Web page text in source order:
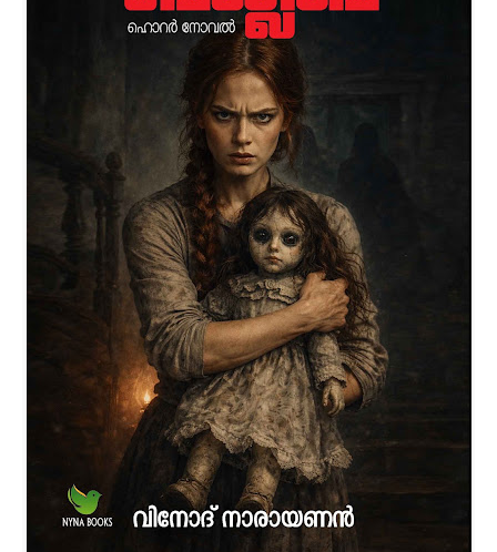
Caretaker of the Lotus' is a romantic and emotionally
driven story that explores devotion, admiration, and the
responsibility of protecting true love. The narrative
reflects deep emotional commitment and highlights the
idea that love is not just a feeling—it is a duty, a promise,
and a lifelong responsibility. This debut work presents a
heartfelt journey centered on loyalty, respect, and timeless
values in relationships.